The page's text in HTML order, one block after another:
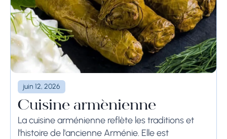
juin 12, 2026
Cuisine arménienne
La cuisine arménienne reflète les traditions et
l'histoire de l'ancienne Arménie. Elle est